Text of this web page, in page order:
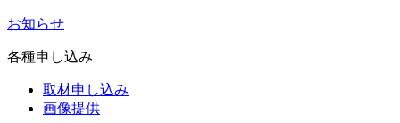
お知らせ
各種申し込み
取材申し込み
画像提供